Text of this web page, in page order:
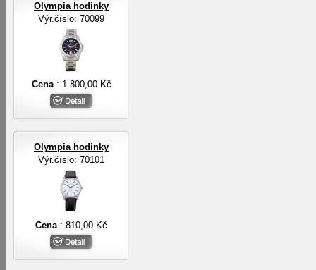
Olympia hodinky
Výr.číslo: 70099
Cena : 1 800,00 Kč
Olympia hodinky
Výr.číslo: 70101
Cena : 810,00 Kč